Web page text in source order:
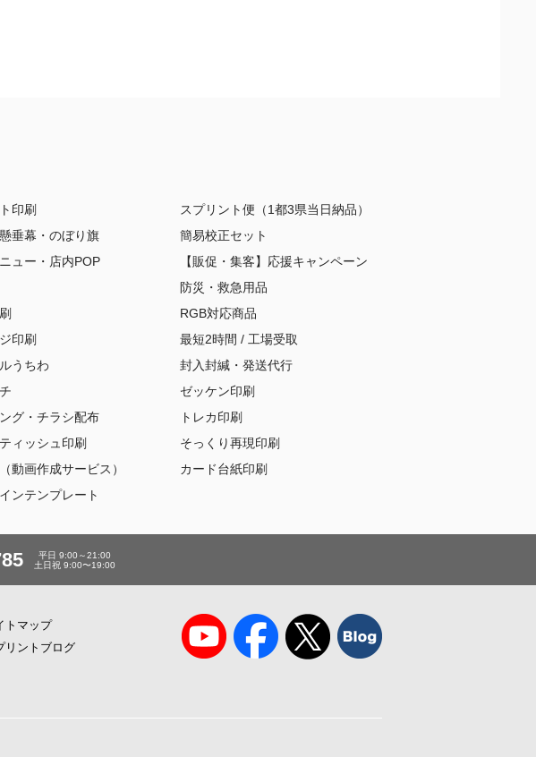
印刷
垂幕・のぼり旗
ュー・店内POP
印刷
うちわ
グ・チラシ配布
ィッシュ印刷
動画作成サービス）
ンテンプレート
スプリント便（1都3県当日納品）
簡易校正セット
【販促・集客】応援キャンペーン
防災・救急用品
RGB対応商品
最短2時間 / 工場受取
封入封緘・発送代行
ゼッケン印刷
トレカ印刷
そっくり再現印刷
カード台紙印刷
平日 9:00～21:00
土日祝 9:00〜19:00
トマップ
リントブログ